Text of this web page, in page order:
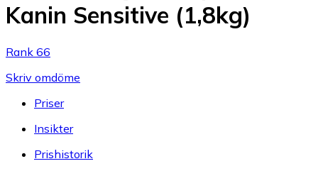
Kanin Sensitive (1,8kg)
Rank 66
Skriv omdöme
Priser
Insikter
Prishistorik